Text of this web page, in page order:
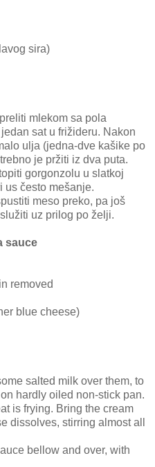
sira)
mlekom sa pola
sat u frižideru. Nakon
ulja (jedna-dve kašike po
je pržiti iz dva puta.
gorgonzolu u slatkoj
us često mešanje.
meso preko, pa još
uz prilog po želji.
sauce
removed
blue cheese)
salted milk over them, to
hardly oiled non-stick pan.
is frying. Bring the cream
dissolves, stirring almost all
bellow and over, with